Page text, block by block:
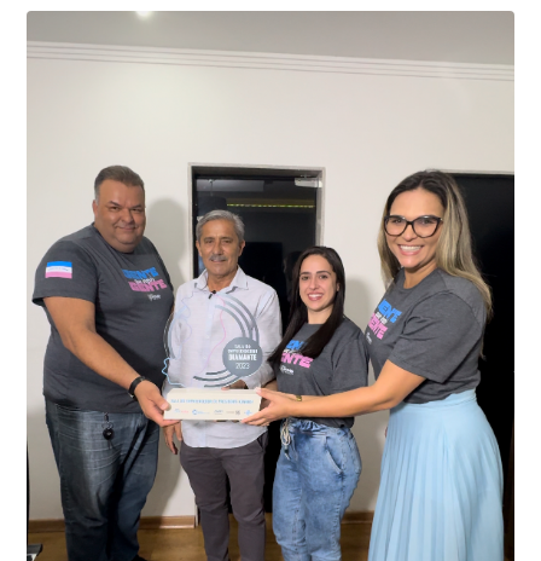
01 de junho, uma motocicleta com indícios de
adulteração, imediatamente, a central de
videomonitoramento acionou a Guarda Civil Municipal,
Durante a abordagem a adulteração foi comprovada,
através da conferência do Chassi, a motocicleta, bem
conta do sistema de videomonitoramento instalado
recentemente em todo o município de Presidente
Kennedy, o sistema é integrado com outros municípios
do país, sendo possível a identificação de veículos por
meio do cruzamento de informações, nesse caso
específico, com dados de uma cidade do Estado do Rio
de Janeiro.
“Mais de 100 câmeras foram instaladas na sede e no
interior de Presidente Kennedy, garantindo mais
segurança à população, seja nas ruas, no comércio, os
produtores agropecuários. Estamos no rumo certo,
parabéns a todos os servidores que contribuem para a
segurança da nossa cidade”, destaca o prefeito Dorlei
Fontão.